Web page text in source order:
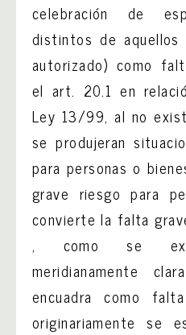
celebración de
distintos de
autorizado) como
el art. 20.1 en
Ley 13/99, al no
se produjeran
para personas o
grave riesgo para
convierte la falta
, como se
meridianamente
encuadra como
originariamente se